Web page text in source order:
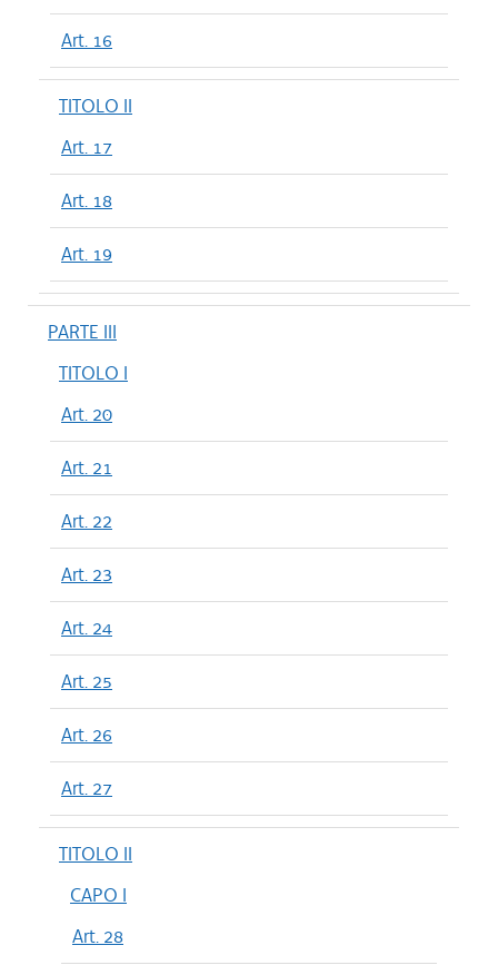
Art. 16
TITOLO II
Art. 17
Art. 18
Art. 19
PARTE III
TITOLO I
Art. 20
Art. 21
Art. 22
Art. 23
Art. 24
Art. 25
Art. 26
Art. 27
TITOLO II
CAPO I
Art. 28